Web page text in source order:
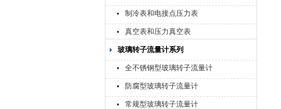
制冷表和电接点压力表
真空表和压力真空表
玻璃转子流量计系列
全不锈钢型玻璃转子流量计
防腐型玻璃转子流量计
常规型玻璃转子流量计